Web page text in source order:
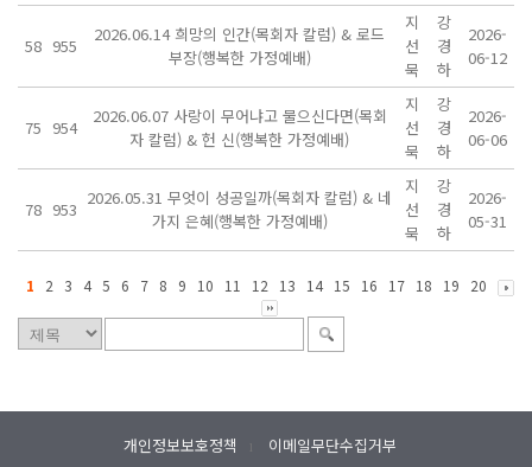
58 955
2026.06.14 희망의 인간(목회자 칼럼) & 로드
부장(행복한 가정예배)
지
선
묵
강
경
하
2026-
06-12
75 954
2026.06.07 사랑이 무어냐고 물으신다면(목회
자 칼럼) & 헌 신(행복한 가정예배)
지
선
묵
강
경
하
2026-
06-06
78 953
2026.05.31 무엇이 성공일까(목회자 칼럼) & 네
가지 은혜(행복한 가정예배)
지
선
묵
강
경
하
2026-
05-31
1 2 3 4 5 6 7 8 9 10 11 12 13 14 15 16 17 18 19 20
개인정보보호정책 l 이메일무단수집거부